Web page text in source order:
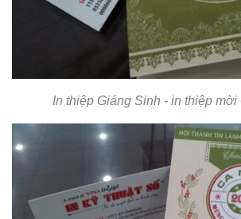
In thiệp Giáng Sinh - in thiệp mời